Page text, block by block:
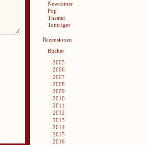
Newcomer
Pop
Theater
Tonträger
Rezensionen
Bücher
2005
2006
2007
2008
2009
2010
2011
2012
2013
2014
2015
2016